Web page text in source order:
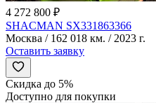
4 272 800 ₽
SHACMAN SX331863366
Москва / 162 018 км. / 2023 г.
Оставить заявку
Скидка до 5%
Доступно для покупки